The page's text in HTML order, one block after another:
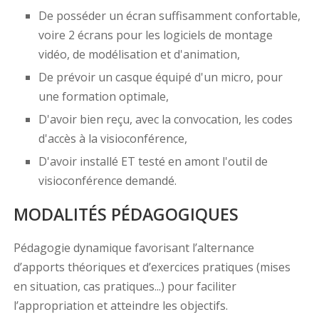
De posséder un écran suffisamment confortable,
voire 2 écrans pour les logiciels de montage
vidéo, de modélisation et d'animation,
De prévoir un casque équipé d'un micro, pour
une formation optimale,
D'avoir bien reçu, avec la convocation, les codes
d'accès à la visioconférence,
D'avoir installé ET testé en amont l'outil de
visioconférence demandé.
MODALITÉS PÉDAGOGIQUES
Pédagogie dynamique favorisant l’alternance
d’apports théoriques et d’exercices pratiques (mises
en situation, cas pratiques...) pour faciliter
l’appropriation et atteindre les objectifs.